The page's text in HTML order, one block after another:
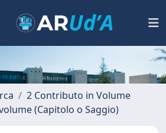
2 Contributo in Volume
(Capitolo o Saggio)